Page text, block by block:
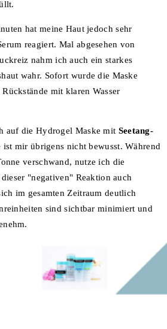
hat meine Haut jedoch sehr
reagiert. Mal abgesehen von
nahm ich auch ein starkes
wahr. Sofort wurde die Maske
mit klaren Wasser
auf die Hydrogel Maske mit Seetang-
ist mir übrigens nicht bewusst. Während
verschwand, nutze ich die
"negativen" Reaktion auch
im gesamten Zeitraum deutlich
sind sichtbar minimiert und